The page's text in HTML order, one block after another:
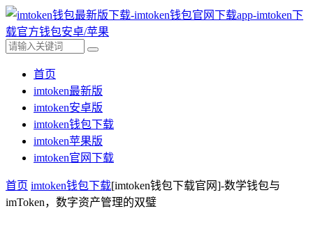
首页
imtoken最新版
imtoken安卓版
imtoken钱包下载
imtoken苹果版
imtoken官网下载
首页 imtoken钱包下载[imtoken钱包下载官网]-数学钱包与
imToken，数字资产管理的双璧